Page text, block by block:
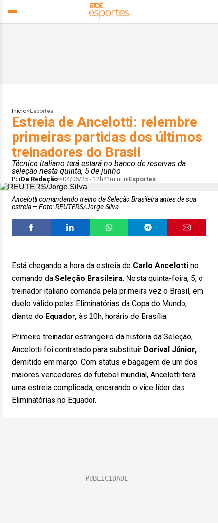
Início> Esportes
Estreia de Ancelotti: relembre
primeiras partidas dos últimos
treinadores do Brasil
Técnico italiano terá estará no banco de reservas da
seleção nesta quinta, 5 de junho
PorDa Redação 04/06/25 - 12h41minEmEsportes
Ancelotti comandando treino da Seleção Brasileira antes de sua
estreia
Foto: REUTERS/Jorge Silva
Está chegando a hora da estreia de Carlo Ancelotti no
comando da Seleção Brasileira. Nesta quinta-feira, 5, o
treinador italiano comanda pela primeira vez o Brasil, em
duelo válido pelas Eliminatórias da Copa do Mundo,
diante do Equador, às 20h, horário de Brasília.
Primeiro treinador estrangeiro da história da Seleção,
Ancelotti foi contratado para substituir Dorival Júnior,
demitido em março. Com status e bagagem de um dos
maiores vencedores do futebol mundial, Ancelotti terá
uma estreia complicada, encarando o vice líder das
Eliminatórias no Equador.